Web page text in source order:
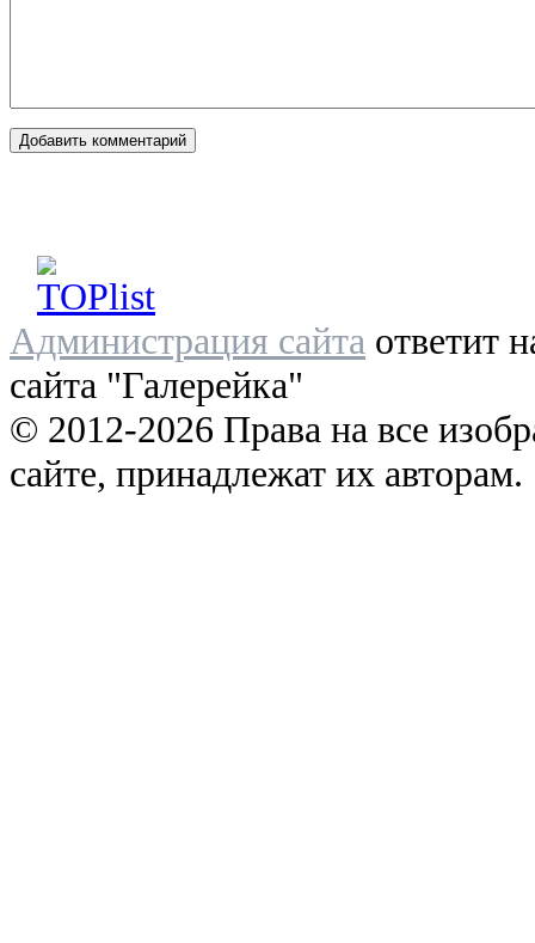
Администрация сайта ответит
сайта "Галерейка"
© 2012-2026 Права на все
сайте, принадлежат их авторам.